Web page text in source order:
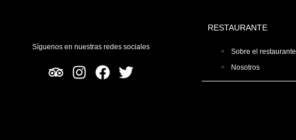
Síguenos en nuestras redes sociales
RESTAURANTE
Sobre el restaurante
Nosotros